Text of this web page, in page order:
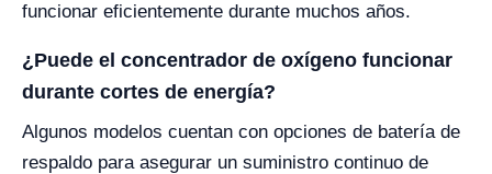
funcionar eficientemente durante muchos años.
¿Puede el concentrador de oxígeno funcionar
durante cortes de energía?
Algunos modelos cuentan con opciones de batería de
respaldo para asegurar un suministro continuo de